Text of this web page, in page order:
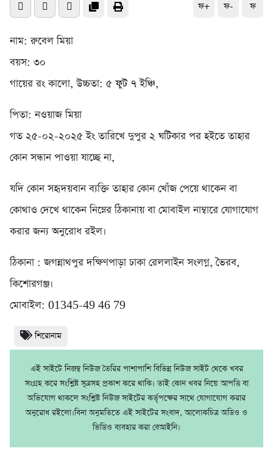
ফ+ ফ- ফ
নাম: রুবেল মিয়া
বয়স: ৩০
গায়ের রং কালো, উচ্চতা: ৫ ফুট ৭ ইঞ্চি,
পিতা: নওয়াজ মিয়া
গত ২৫-০২-২০২৫ ইং তারিখে দুপুর ২ ঘটিকার পর হইতে তাহার
কোন সন্ধান পাওয়া যাচ্ছে না,
যদি কোন সহৃদয়বান ব্যক্তি তাহার কোন খোঁজ পেয়ে থাকেন বা
কোথাও দেখে থাকেন নিম্নের ঠিকানায় বা মোবাইল নাম্বারে যোগাযোগ
করার জন্য অনুরোধ রইল।
ঠিকানা : জগন্নাথপুর দক্ষিণপাড়া ঢাকা রেললাইন সংলগ্ন, ভৈরব,
কিশোরগঞ্জ।
মোবাইল: 01345-49 46 79
শিরোনাম
এই সাইটে নিজম্ব নিউজ তৈরির পাশাপাশি বিভিন্ন নিউজ সাইট থেকে খবর
সংগ্রহ করে সংশ্লিষ্ট সূত্রসহ প্রকাশ করে থাকি। তাই কোন খবর নিয়ে আপত্তি বা
অভিযোগ থাকলে সংশ্লিষ্ট নিউজ সাইটের কর্তৃপক্ষের সাথে যোগাযোগ করার
অনুরোধ রইলো।বিনা অনুমতিতে এই সাইটের সংবাদ, আলোকচিত্র অডিও ও
ভিডিও ব্যবহার করা বেআইনি।